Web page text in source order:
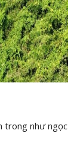
trong như ngọc